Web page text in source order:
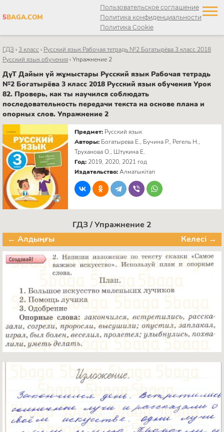
5BAGA.COM
Пользовательское соглашение
Политика конфиденциальности
Политика Cookie
ГДЗ › 3 класс › Русский язык Рабочая тетрадь №2 Богатырёва 3 класс 2018
Русский язык обучения›Упражнение 2
ДүТ Дайын үй жұмыстары Русский язык Рабочая тетрадь
№2 Богатырёва 3 класс 2018 Русский язык обучения Урок
82. Проверь, как ты научился соблюдать
последовательность передачи текста на основе плана и
опорных слов. Упражнение 2
Предмет: Русский язык
Авторы: Богатырева Е., Бучина Р., Регель Н.,
Труханова О., Штукина Е.
Год: 2019, 2020, 2021 год
Издательство:Алматыкітап
ГДЗ / Упражнение 2
← Алдыңғы
Келесі →